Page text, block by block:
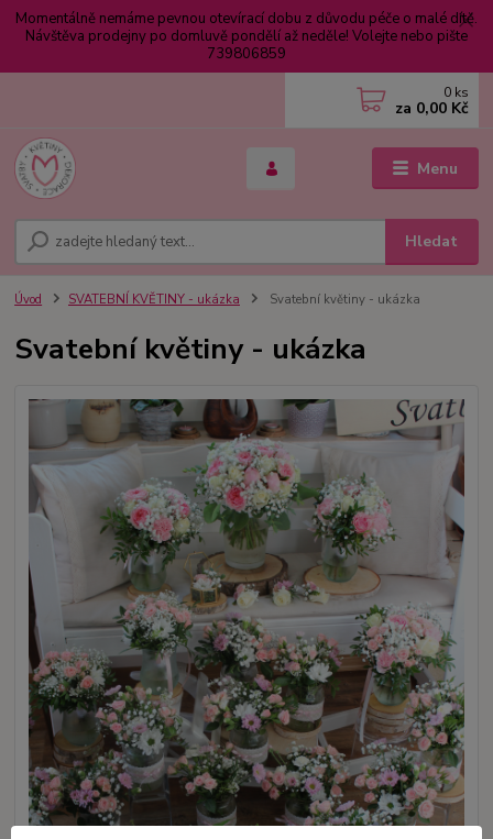
Momentálně nemáme pevnou otevírací dobu z důvodu péče o malé dítě.
Návštěva prodejny po domluvě pondělí až neděle! Volejte nebo pište
739806859
Menu
Hledat
0 ks
za 0,00 Kč
Úvod SVATEBNÍ KVĚTINY - ukázka Svatební květiny - ukázka
Svatební květiny - ukázka